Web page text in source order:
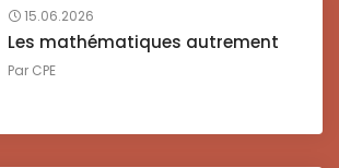
15.06.2026
Les mathématiques autrement
Par CPE